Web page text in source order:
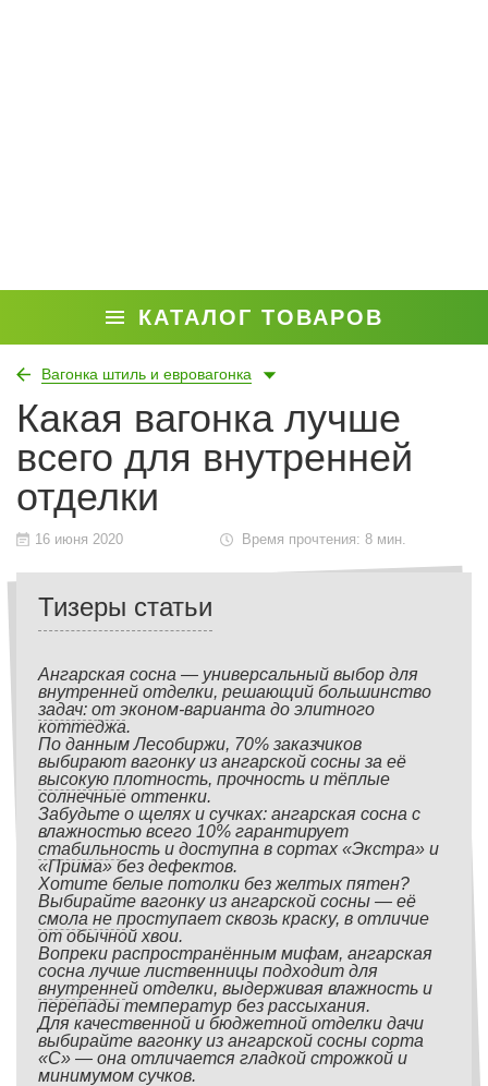
КАТАЛОГ ТОВАРОВ
Вагонка штиль и евровагонка
Какая вагонка лучше
всего для внутренней
отделки
16 июня 2020 Время прочтения: 8 мин.
Тизеры статьи
Ангарская сосна — универсальный выбор для
внутренней отделки, решающий большинство
задач: от эконом-варианта до элитного
коттеджа.
По данным Лесобиржи, 70% заказчиков
выбирают вагонку из ангарской сосны за её
высокую плотность, прочность и тёплые
солнечные оттенки.
Забудьте о щелях и сучках: ангарская сосна с
влажностью всего 10% гарантирует
стабильность и доступна в сортах «Экстра» и
«Прима» без дефектов.
Хотите белые потолки без желтых пятен?
Выбирайте вагонку из ангарской сосны — её
смола не проступает сквозь краску, в отличие
от обычной хвои.
Вопреки распространённым мифам, ангарская
сосна лучше лиственницы подходит для
внутренней отделки, выдерживая влажность и
перепады температур без рассыхания.
Для качественной и бюджетной отделки дачи
выбирайте вагонку из ангарской сосны сорта
«С» — она отличается гладкой строжкой и
минимумом сучков.